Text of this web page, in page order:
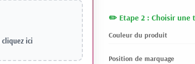
cliquez ici
Etape 2 : Choisir une
Couleur du produit
Position de marquage